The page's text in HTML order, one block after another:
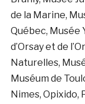
de la Marine,
Québec, Musée
d’Orsay et de
Naturelles,
Muséum de
Nimes, Opixido,